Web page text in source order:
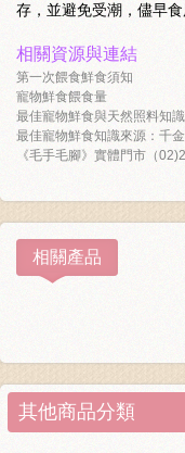
存，並避免受潮，儘早食
相關資源與連結
第一次餵食鮮食須知
寵物鮮食餵食量
最佳寵物鮮食與天然照料知
最佳寵物鮮食知識來源：千
《毛手毛腳》實體門市（
相關產品
其他商品分類